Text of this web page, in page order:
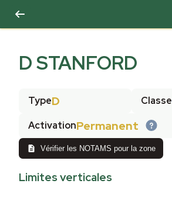
D STANFORD
TypeD Classe
ActivationPermanent
Vérifier les NOTAMS pour la zone
Limites verticales